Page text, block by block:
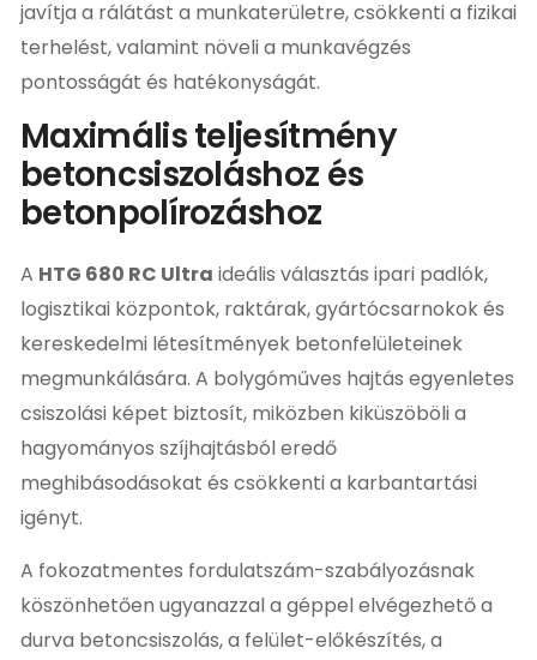
javítja a rálátást a munkaterületre, csökkenti a fizikai
terhelést, valamint növeli a munkavégzés
pontosságát és hatékonyságát.
Maximális teljesítmény
betoncsiszoláshoz és
betonpolírozáshoz
A HTG 680 RC Ultra ideális választás ipari padlók,
logisztikai központok, raktárak, gyártócsarnokok és
kereskedelmi létesítmények betonfelületeinek
megmunkálására. A bolygóműves hajtás egyenletes
csiszolási képet biztosít, miközben kiküszöböli a
hagyományos szíjhajtásból eredő
meghibásodásokat és csökkenti a karbantartási
igényt.
A fokozatmentes fordulatszám-szabályozásnak
köszönhetően ugyanazzal a géppel elvégezhető a
durva betoncsiszolás, a felület-előkészítés, a